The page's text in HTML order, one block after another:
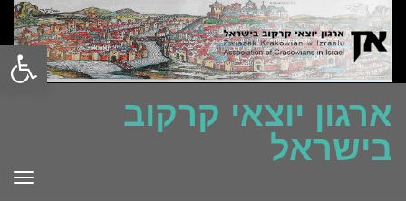
פתח
ארגון יוצאי קרקוב
בישראל